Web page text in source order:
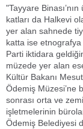
"Tayyare
katları da Halkevi
yer alan sahnede
katta ise
Parti iktidara
müzede yer alan
Kültür Bakanı Mesut
Ödemiş Müzesi’ne
sonrası orta ve
işletmelerinin
Ödemiş Belediyesi